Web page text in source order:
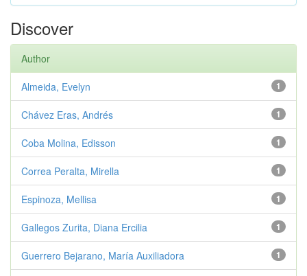
Discover
Author
1
Almeida, Evelyn
1
Chávez Eras, Andrés
1
Coba Molina, Edisson
1
Correa Peralta, Mirella
1
Espinoza, Mellisa
1
Gallegos Zurita, Diana Ercilia
1
Guerrero Bejarano, María Auxiliadora